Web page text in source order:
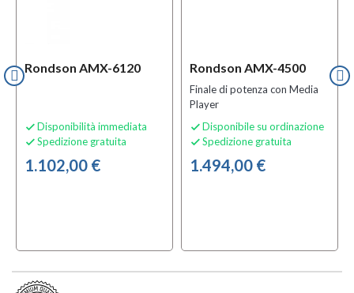
Rondson AMX-6120
 Disponibilità immediata
 Spedizione gratuita
1.102,00 €
Rondson AMX-4500
Finale di potenza con Media
Player
 Disponibile su ordinazione
 Spedizione gratuita
1.494,00 €